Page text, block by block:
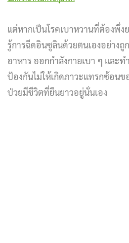
แต่หากเป็นโรคเบาหวานที่ต้องพึ่
รู้การฉีดอินซูลินด้วยตนเองอย่าง
อาหาร ออกกำลังกายเบา ๆ และท
ป้องกันไม่ให้เกิดภาวะแทรกซ้อนข
ป่วยมีชีวิตที่ยืนยาวอยู่นั่นเอง